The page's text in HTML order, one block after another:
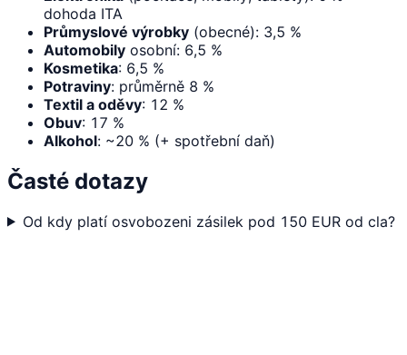
dohoda ITA
Průmyslové výrobky (obecné): 3,5 %
Automobily osobní: 6,5 %
Kosmetika: 6,5 %
Potraviny: průměrně 8 %
Textil a oděvy: 12 %
Obuv: 17 %
Alkohol: ~20 % (+ spotřební daň)
Časté dotazy
Od kdy platí osvobozeni zásilek pod 150 EUR od cla?